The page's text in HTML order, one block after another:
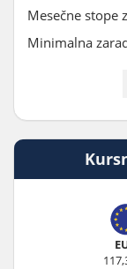
Mesečne stope
Minimalna